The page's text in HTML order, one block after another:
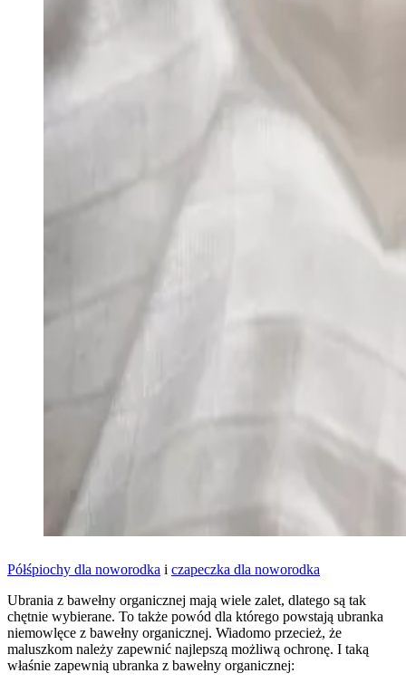
Półśpiochy dla noworodka i czapeczka dla noworodka
Ubrania z bawełny organicznej mają wiele zalet, dlatego są tak
chętnie wybierane. To także powód dla którego powstają ubranka
niemowlęce z bawełny organicznej. Wiadomo przecież, że
maluszkom należy zapewnić najlepszą możliwą ochronę. I taką
właśnie zapewnią ubranka z bawełny organicznej: